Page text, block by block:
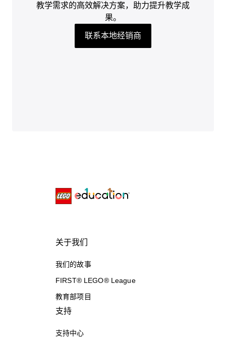
教学需求的高效解决方案，助力提升教学成
果。
联系本地经销商
关于我们
我们的故事
FIRST® LEGO® League
教育部项目
支持
支持中心